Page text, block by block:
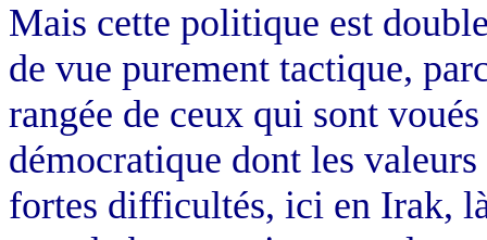
Mais cette politique est
de vue purement tactique,
rangée de ceux qui sont
démocratique dont les
fortes difficultés, ici en Irak,